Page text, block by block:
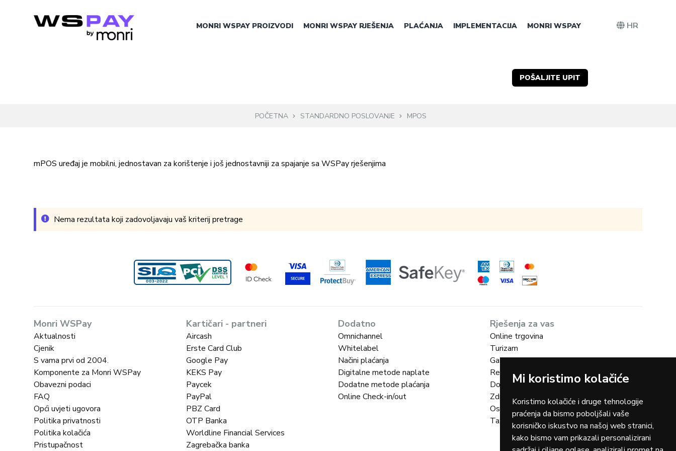
Mi koristimo kolačiće
Koristimo kolačiće i druge tehnologije
praćenja da bismo poboljšali vaše
korisničko iskustvo na našoj web stranici,
kako bismo vam prikazali personalizirani
MONRI WSPAY PROIZVODI MONRI WSPAY RJEŠENJA PLAĆANJA IMPLEMENTACIJA MONRI WSPAY
POŠALJITE UPIT
HR
POČETNA STANDARDNO POSLOVANJE MPOS
mPOS uređaj je mobilni, jednostavan za korištenje i još jednostavniji za spajanje sa WSPay rješenjima
Nema rezultata koji zadovoljavaju vaš kriterij pretrage
Monri WSPay
Aktualnosti
Cjenik
S vama prvi od 2004.
Komponente za Monri WSPay
Obavezni podaci
FAQ
Opći uvjeti ugovora
Politika privatnosti
Politika kolačića
Pristupačnost
Kartičari - partneri
Aircash
Erste Card Club
Google Pay
KEKS Pay
Paycek
PayPal
PBZ Card
OTP Banka
Worldline Financial Services
Zagrebačka banka
Dodatno
Omnichannel
Whitelabel
Načini plaćanja
Digitalne metode naplate
Dodatne metode plaćanja
Online Check-in/out
Rješenja za vas
Online trgovina
Turizam
Gastro
Rent-a-car
Dostava
Zdravstvo
Osiguranja
Taxi